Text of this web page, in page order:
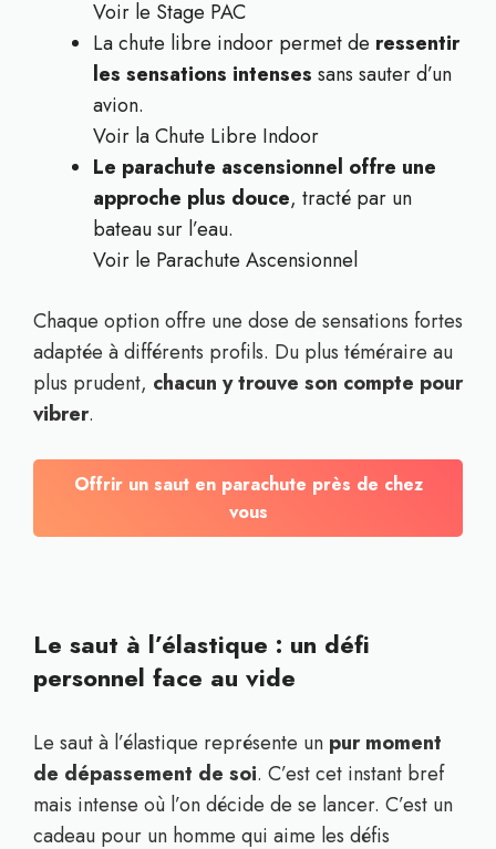
Voir le Stage PAC
La chute libre indoor permet de ressentir
les sensations intenses sans sauter d’un
avion.
Voir la Chute Libre Indoor
Le parachute ascensionnel offre une
approche plus douce, tracté par un
bateau sur l’eau.
Voir le Parachute Ascensionnel
Chaque option offre une dose de sensations fortes
adaptée à différents profils. Du plus téméraire au
plus prudent, chacun y trouve son compte pour
vibrer.
Offrir un saut en parachute près de chez
vous
Le saut à l’élastique : un défi
personnel face au vide
Le saut à l’élastique représente un pur moment
de dépassement de soi. C’est cet instant bref
mais intense où l’on décide de se lancer. C’est un
cadeau pour un homme qui aime les défis